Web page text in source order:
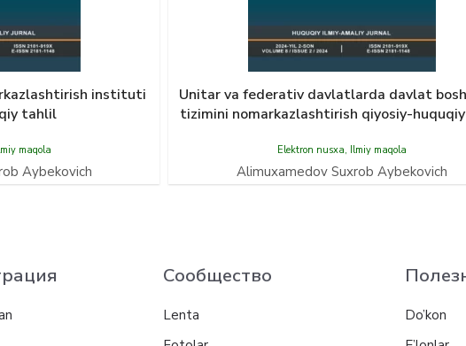
instituti
tahlil
maqola
Aybekovich
Unitar va federativ davlatlarda davlat
tizimini nomarkazlashtirish qiyosiy-
Elektron nusxa, Ilmiy maqola
Alimuxamedov Suxrob Aybekovich
Сообщество
Lenta
Do’kon